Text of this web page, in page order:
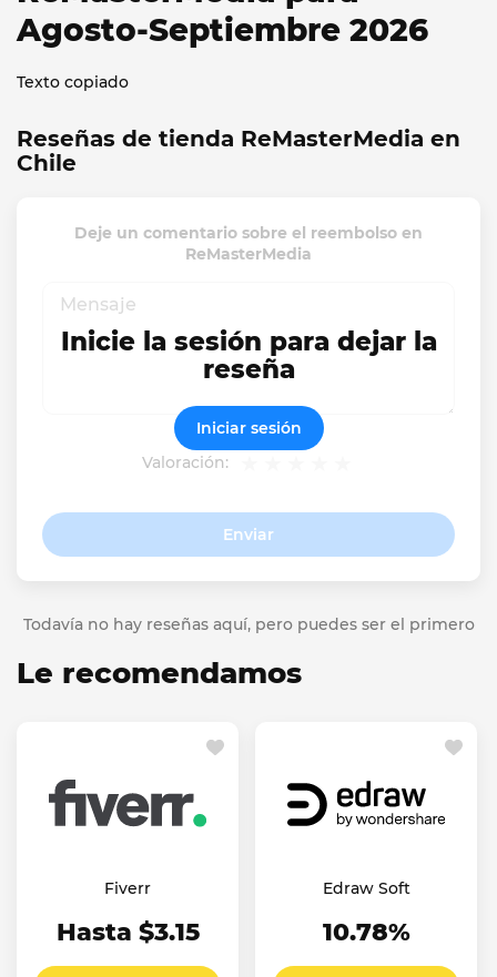
Agosto-Septiembre 2026
Texto copiado
Reseñas de tienda ReMasterMedia en
Chile
Deje un comentario sobre el reembolso en
ReMasterMedia
Valoración:
Enviar
Inicie la sesión para dejar la
reseña
Iniciar sesión
Todavía no hay reseñas aquí, pero puedes ser el primero
Le recomendamos
Fiverr
Hasta $3.15
Edraw Soft
10.78%